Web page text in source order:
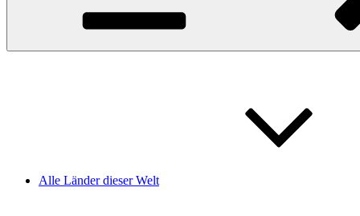
Alle Länder dieser Welt